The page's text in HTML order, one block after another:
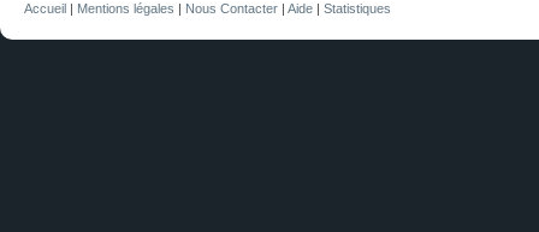
Accueil | Mentions légales | Nous Contacter | Aide | Statistiques